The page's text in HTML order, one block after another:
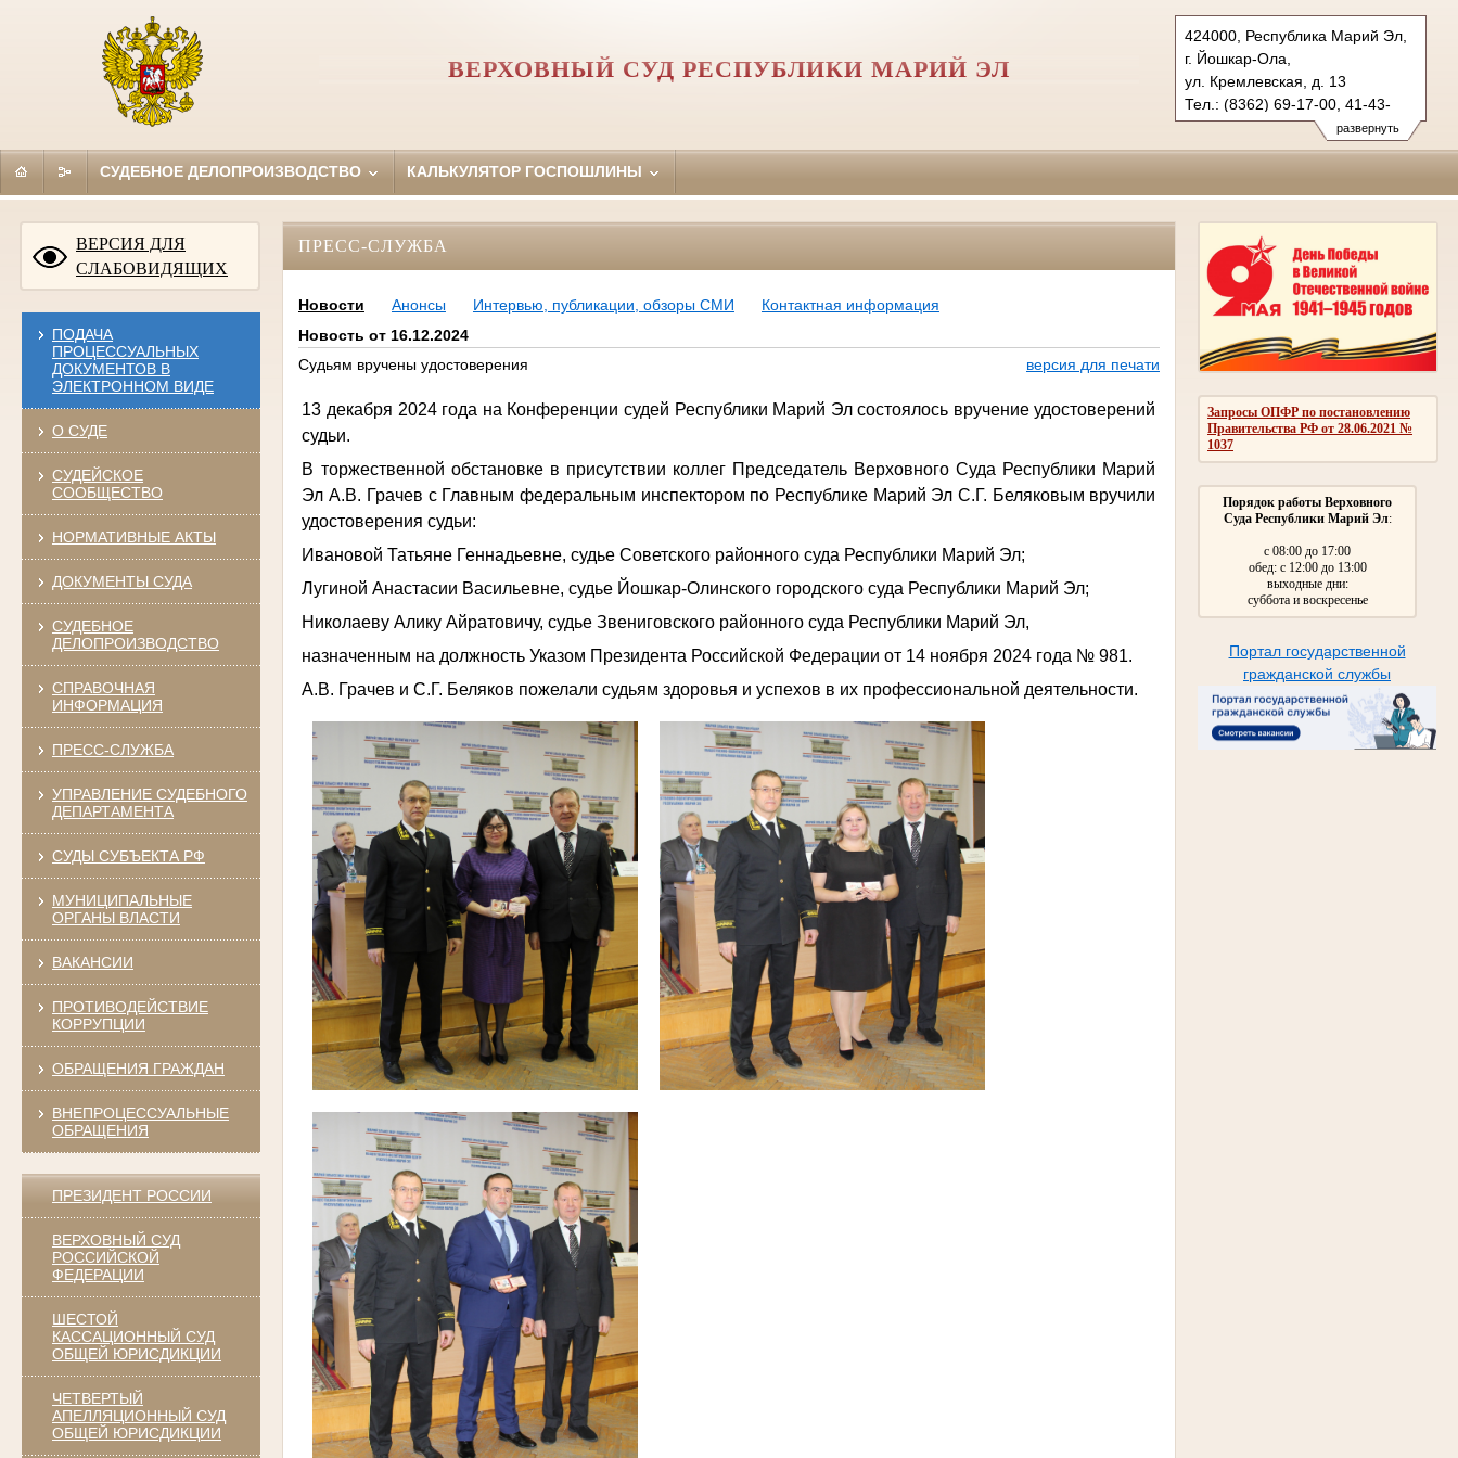
развернуть
424000, Республика Марий Эл,
г. Йошкар-Ола,
ул. Кремлевская, д. 13
Тел.: (8362) 69-17-00, 41-43-
89 (ф.)
vs.mari@sudrf.ru
ВЕРХОВНЫЙ СУД РЕСПУБЛИКИ МАРИЙ ЭЛ
СУДЕБНОЕ ДЕЛОПРОИЗВОДСТВО КАЛЬКУЛЯТОР ГОСПОШЛИНЫ
ВЕРСИЯ ДЛЯ
СЛАБОВИДЯЩИХ
ПОДАЧА
ПРОЦЕССУАЛЬНЫХ
ДОКУМЕНТОВ В
ЭЛЕКТРОННОМ ВИДЕ
О СУДЕ
СУДЕЙСКОЕ
СООБЩЕСТВО
НОРМАТИВНЫЕ АКТЫ
ДОКУМЕНТЫ СУДА
СУДЕБНОЕ
ДЕЛОПРОИЗВОДСТВО
СПРАВОЧНАЯ
ИНФОРМАЦИЯ
ПРЕСС-СЛУЖБА
УПРАВЛЕНИЕ СУДЕБНОГО
ДЕПАРТАМЕНТА
СУДЫ СУБЪЕКТА РФ
МУНИЦИПАЛЬНЫЕ
ОРГАНЫ ВЛАСТИ
ВАКАНСИИ
ПРОТИВОДЕЙСТВИЕ
КОРРУПЦИИ
ОБРАЩЕНИЯ ГРАЖДАН
ВНЕПРОЦЕССУАЛЬНЫЕ
ОБРАЩЕНИЯ
ПРЕЗИДЕНТ РОССИИ
ВЕРХОВНЫЙ СУД
РОССИЙСКОЙ
ФЕДЕРАЦИИ
ШЕСТОЙ
КАССАЦИОННЫЙ СУД
ОБЩЕЙ ЮРИСДИКЦИИ
ЧЕТВЕРТЫЙ
АПЕЛЛЯЦИОННЫЙ СУД
ОБЩЕЙ ЮРИСДИКЦИИ
Запросы ОПФР по постановлению
Правительства РФ от 28.06.2021 №
1037
Порядок работы Верховного
Суда Республики Марий Эл:
с 08:00 до 17:00
обед: с 12:00 до 13:00
выходные дни:
суббота и воскресенье
Портал государственной
гражданской службы
ПРЕСС-СЛУЖБА
Новости Анонсы Интервью, публикации, обзоры СМИ
Контактная информация
Новость от 16.12.2024
Судьям вручены удостоверения
версия для печати
13 декабря 2024 года на Конференции судей Республики Марий Эл состоялось вручение удостоверений
судьи.
В торжественной обстановке в присутствии коллег Председатель Верховного Суда Республики Марий
Эл А.В. Грачев с Главным федеральным инспектором по Республике Марий Эл С.Г. Беляковым вручили
удостоверения судьи:
Ивановой Татьяне Геннадьевне, судье Советского районного суда Республики Марий Эл;
Лугиной Анастасии Васильевне, судье Йошкар-Олинского городского суда Республики Марий Эл;
Николаеву Алику Айратовичу, судье Звениговского районного суда Республики Марий Эл,
назначенным на должность Указом Президента Российской Федерации от 14 ноября 2024 года № 981.
А.В. Грачев и С.Г. Беляков пожелали судьям здоровья и успехов в их профессиональной деятельности.